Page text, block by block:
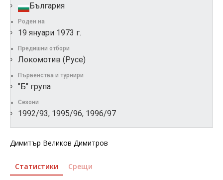
България
Роден на
19 януари 1973 г.
Предишни отбори
Локомотив (Русе)
Първенства и турнири
"Б" група
Сезони
1992/93, 1995/96, 1996/97
Димитър Великов Димитров
Статистики Срещи